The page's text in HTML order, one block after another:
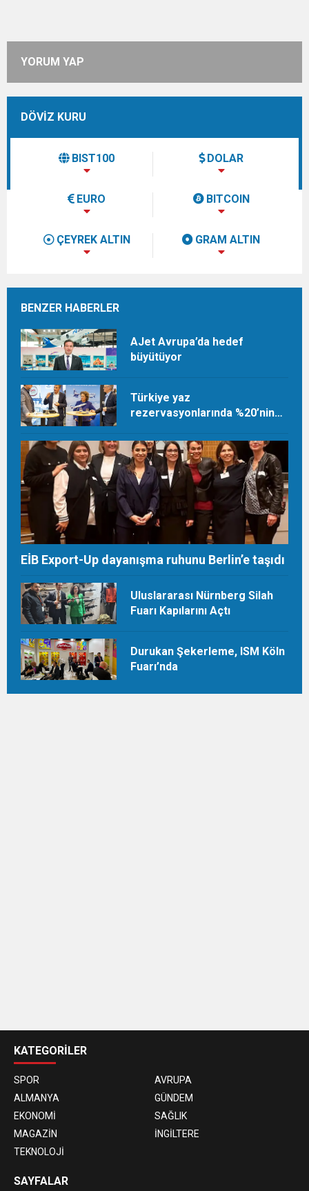
YORUM YAP
DÖVİZ KURU
BIST100 DOLAR
EURO BITCOIN
ÇEYREK ALTIN GRAM ALTIN
BENZER HABERLER
AJet Avrupa’da hedef
büyütüyor
Türkiye yaz
rezervasyonlarında %20’nin
EİB Export-Up dayanışma ruhunu Berlin’e taşıdı
Uluslararası Nürnberg Silah
Fuarı Kapılarını Açtı
Durukan Şekerleme, ISM Köln
Fuarı’nda
siteleri
KATEGORİLER
SPOR
AVRUPA
ALMANYA
GÜNDEM
EKONOMİ
SAĞLIK
MAGAZİN
İNGİLTERE
TEKNOLOJİ
SAYFALAR